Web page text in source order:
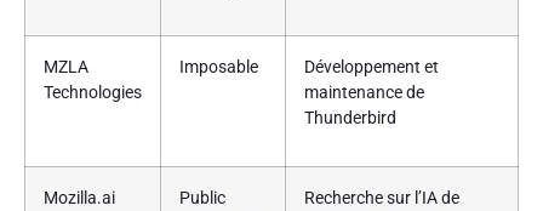
MZLA
Technologies
Imposable
Développement et
maintenance de
Thunderbird
Mozilla.ai
Public
Recherche sur l’IA de